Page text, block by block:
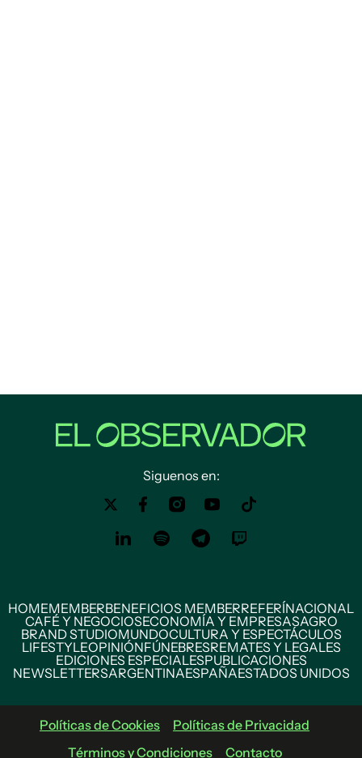
Siguenos en:
HOMEMEMBERBENEFICIOS MEMBERREFERÍNACIONAL
CAFÉ Y NEGOCIOSECONOMÍA Y EMPRESASAGRO
BRAND STUDIOMUNDOCULTURA Y ESPECTÁCULOS
LIFESTYLEOPINIÓNFÚNEBRESREMATES Y LEGALES
EDICIONES ESPECIALESPUBLICACIONES
NEWSLETTERSARGENTINAESPAÑAESTADOS UNIDOS
Políticas de Cookies
Políticas de Privacidad
Términos y Condiciones
Contacto